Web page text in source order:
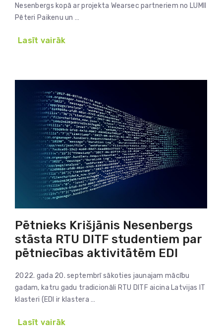
Nesenbergs kopā ar projekta Wearsec partneriem no LUMII
Pēteri Paikenu un …
Lasīt vairāk
Pētnieks Krišjānis Nesenbergs
stāsta RTU DITF studentiem par
pētniecības aktivitātēm EDI
2022. gada 20. septembrī sākoties jaunajam mācību
gadam, katru gadu tradicionāli RTU DITF aicina Latvijas IT
klasteri (EDI ir klastera …
Lasīt vairāk